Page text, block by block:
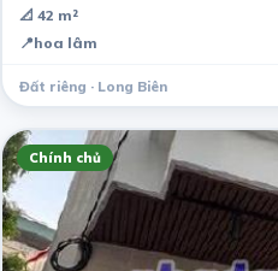
📐 42 m²
📍hoa lâm
Đất riêng · Long Biên
Chính chủ